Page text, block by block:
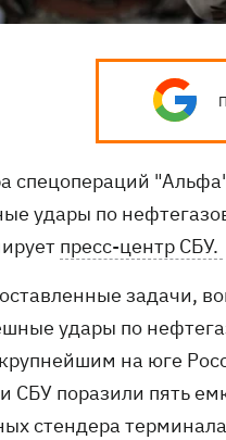
спецопераций
удары по
пресс-центр СБУ.
задачи,
удары по
на юге
СБУ поразили пять
стендера